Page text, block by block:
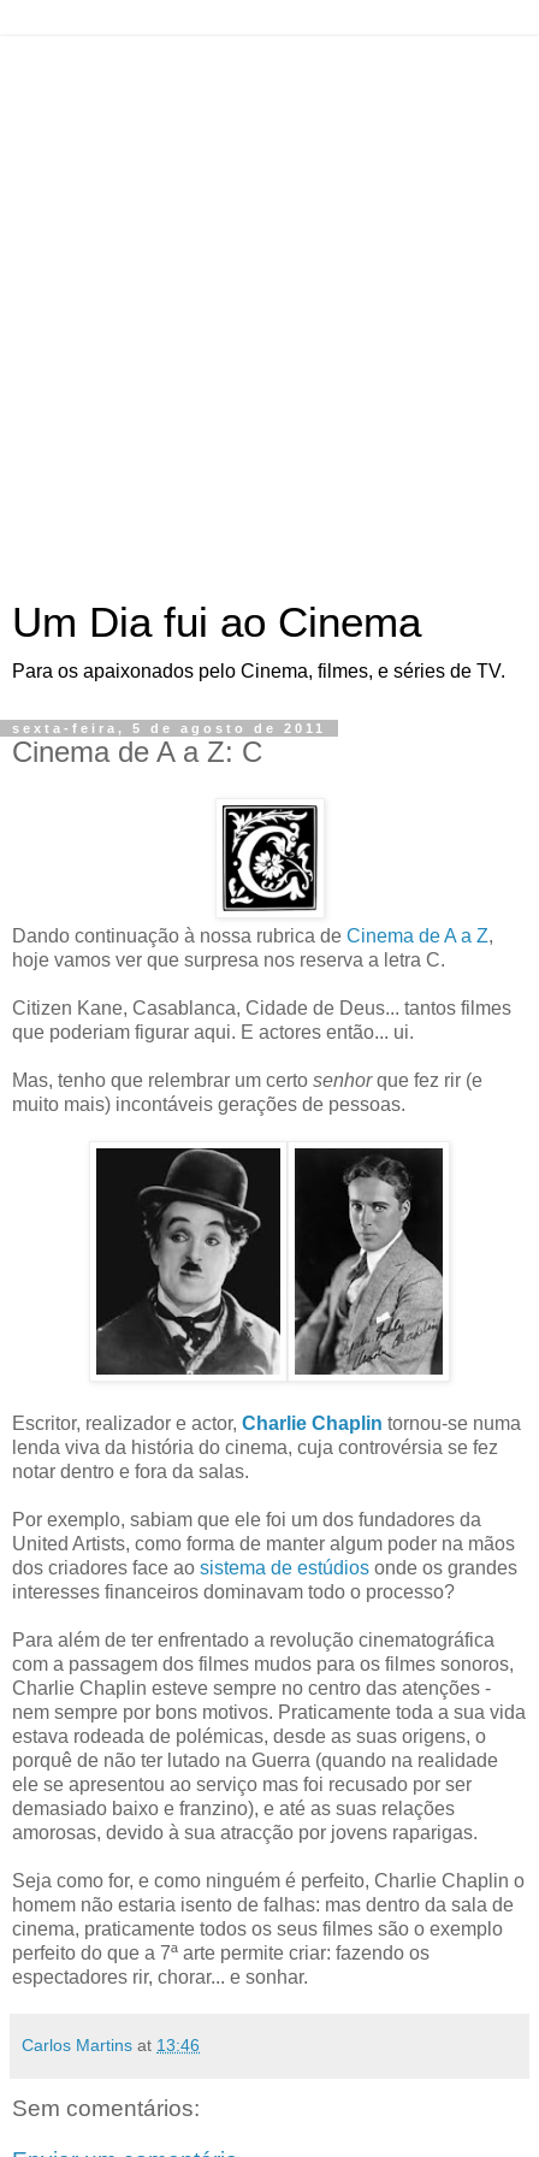
Um Dia fui ao Cinema
Para os apaixonados pelo Cinema, filmes, e séries de TV.
sexta-feira, 5 de agosto de 2011
Cinema de A a Z: C
Dando continuação à nossa rubrica de Cinema de A a Z,
hoje vamos ver que surpresa nos reserva a letra C.
Citizen Kane, Casablanca, Cidade de Deus... tantos filmes
que poderiam figurar aqui. E actores então... ui.
Mas, tenho que relembrar um certo senhorque fez rir (e
muito mais) incontáveis gerações de pessoas.
Escritor, realizador e actor, Charlie Chaplin tornou-se numa
lenda viva da história do cinema, cuja controvérsia se fez
notar dentro e fora da salas.
Por exemplo, sabiam que ele foi um dos fundadores da
United Artists, como forma de manter algum poder na mãos
dos criadores face ao sistema de estúdios onde os grandes
interesses financeiros dominavam todo o processo?
Para além de ter enfrentado a revolução cinematográfica
com a passagem dos filmes mudos para os filmes sonoros,
Charlie Chaplin esteve sempre no centro das atenções -
nem sempre por bons motivos. Praticamente toda a sua vida
estava rodeada de polémicas, desde as suas origens, o
porquê de não ter lutado na Guerra (quando na realidade
ele se apresentou ao serviço mas foi recusado por ser
demasiado baixo e franzino), e até as suas relações
amorosas, devido à sua atracção por jovens raparigas.
Seja como for, e como ninguém é perfeito, Charlie Chaplin o
homem não estaria isento de falhas: mas dentro da sala de
cinema, praticamente todos os seus filmes são o exemplo
perfeito do que a 7ª arte permite criar: fazendo os
espectadores rir, chorar... e sonhar.
Carlos Martins at 13:46
Sem comentários: